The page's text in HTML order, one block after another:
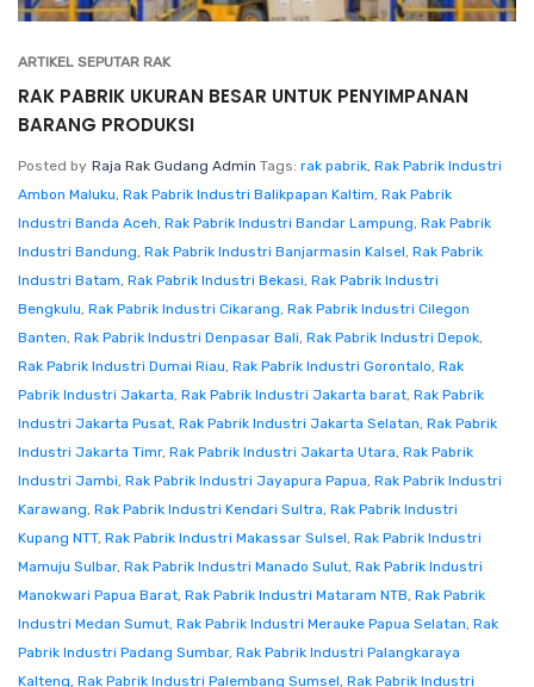
ARTIKEL SEPUTAR RAK
RAK PABRIK UKURAN BESAR UNTUK PENYIMPANAN
BARANG PRODUKSI
Posted by Raja Rak Gudang Admin Tags: rak pabrik, Rak Pabrik Industri
Ambon Maluku, Rak Pabrik Industri Balikpapan Kaltim, Rak Pabrik
Industri Banda Aceh, Rak Pabrik Industri Bandar Lampung, Rak Pabrik
Industri Bandung, Rak Pabrik Industri Banjarmasin Kalsel, Rak Pabrik
Industri Batam, Rak Pabrik Industri Bekasi, Rak Pabrik Industri
Bengkulu, Rak Pabrik Industri Cikarang, Rak Pabrik Industri Cilegon
Banten, Rak Pabrik Industri Denpasar Bali, Rak Pabrik Industri Depok,
Rak Pabrik Industri Dumai Riau, Rak Pabrik Industri Gorontalo, Rak
Pabrik Industri Jakarta, Rak Pabrik Industri Jakarta barat, Rak Pabrik
Industri Jakarta Pusat, Rak Pabrik Industri Jakarta Selatan, Rak Pabrik
Industri Jakarta Timr, Rak Pabrik Industri Jakarta Utara, Rak Pabrik
Industri Jambi, Rak Pabrik Industri Jayapura Papua, Rak Pabrik Industri
Karawang, Rak Pabrik Industri Kendari Sultra, Rak Pabrik Industri
Kupang NTT, Rak Pabrik Industri Makassar Sulsel, Rak Pabrik Industri
Mamuju Sulbar, Rak Pabrik Industri Manado Sulut, Rak Pabrik Industri
Manokwari Papua Barat, Rak Pabrik Industri Mataram NTB, Rak Pabrik
Industri Medan Sumut, Rak Pabrik Industri Merauke Papua Selatan, Rak
Pabrik Industri Padang Sumbar, Rak Pabrik Industri Palangkaraya
Kalteng, Rak Pabrik Industri Palembang Sumsel, Rak Pabrik Industri